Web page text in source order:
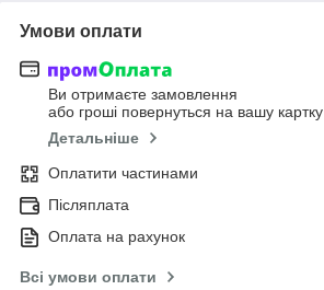
Умови оплати
Ви отримаєте замовлення
або гроші повернуться на вашу картку
Детальніше
Оплатити частинами
Післяплата
Оплата на рахунок
Всі умови оплати